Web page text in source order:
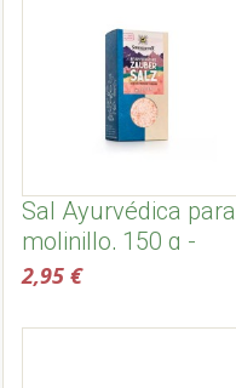
Sal Ayurvédica para
molinillo, 150 g -
Sonnentor
2,95 €